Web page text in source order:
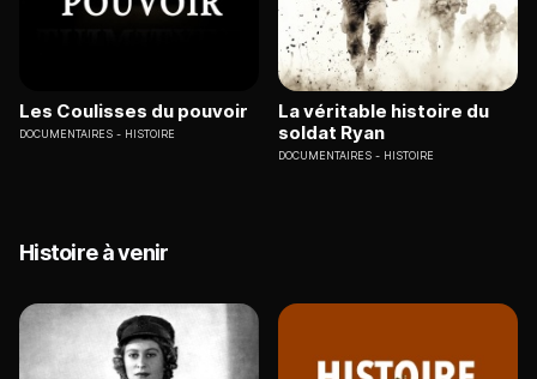
Les Coulisses du pouvoir
DOCUMENTAIRES HISTOIRE
La véritable histoire du
soldat Ryan
DOCUMENTAIRES HISTOIRE
Histoire à venir